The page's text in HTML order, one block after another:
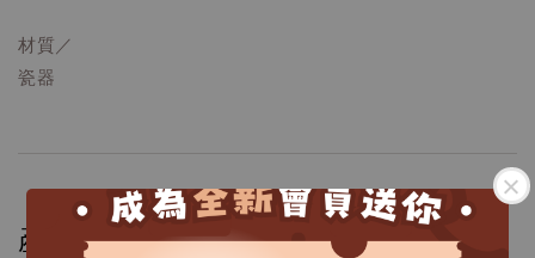
材質／
瓷器
產地：